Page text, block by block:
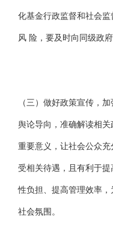
化基金行政监督和社会
风 险，要及时向同级政
（三）做好政策宣传，
舆论导向，准确解读相
重要意义，让社会公众
受相关待遇，且有利于
性负担、提高管理效率
社会氛围。